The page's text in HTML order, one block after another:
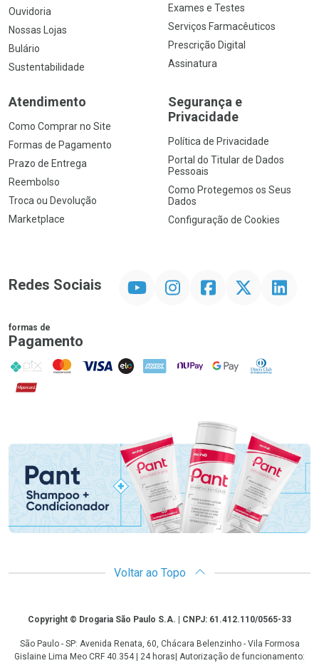
Ouvidoria
Nossas Lojas
Bulário
Sustentabilidade
Exames e Testes
Serviços Farmacêuticos
Prescrição Digital
Assinatura
Atendimento
Como Comprar no Site
Formas de Pagamento
Prazo de Entrega
Reembolso
Troca ou Devolução
Marketplace
Segurança e
Privacidade
Política de Privacidade
Portal do Titular de Dados
Pessoais
Como Protegemos os Seus
Dados
Configuração de Cookies
Redes Sociais InstagramFacebookTwitter Linkedin
formas de
Pagamento
PIX MasterCard
VISA ELO AMEX NuPay Google PayDiners Club
Hipercard
Promoção em Destaque
Voltar ao Topo
CopyrightCopyright © Drogaria São Paulo S.A. | CNPJ: 61.412.110/0565-33
São Paulo - SP: Avenida Renata, 60, Chácara Belenzinho - Vila Formosa
Gislaine Lima Meo CRF 40.354 | 24 horas| Autorização de funcionamento: